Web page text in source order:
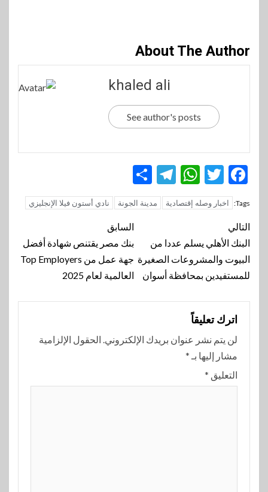
About The Author
khaled ali
See author's posts
Facebook
Twitter
WhatsApp
Telegram
Tags: اخبار وصله إقتصادية مدينة الجونة نادي أستون فيلا الإنجليزي
تنقل
المقالة
السابق
بنك مصر يقتنص شهادة أفضل
جهة عمل من Top Employers
العالمية لعام 2025
التالي
البنك الأهلي يسلم عددا من
البيوت والمشروعات الصغيرة
للمستفيدين بمحافظة أسوان
اترك تعليقاً
لن يتم نشر عنوان بريدك الإلكتروني. الحقول الإلزامية
مشار إليها بـ *
التعليق *